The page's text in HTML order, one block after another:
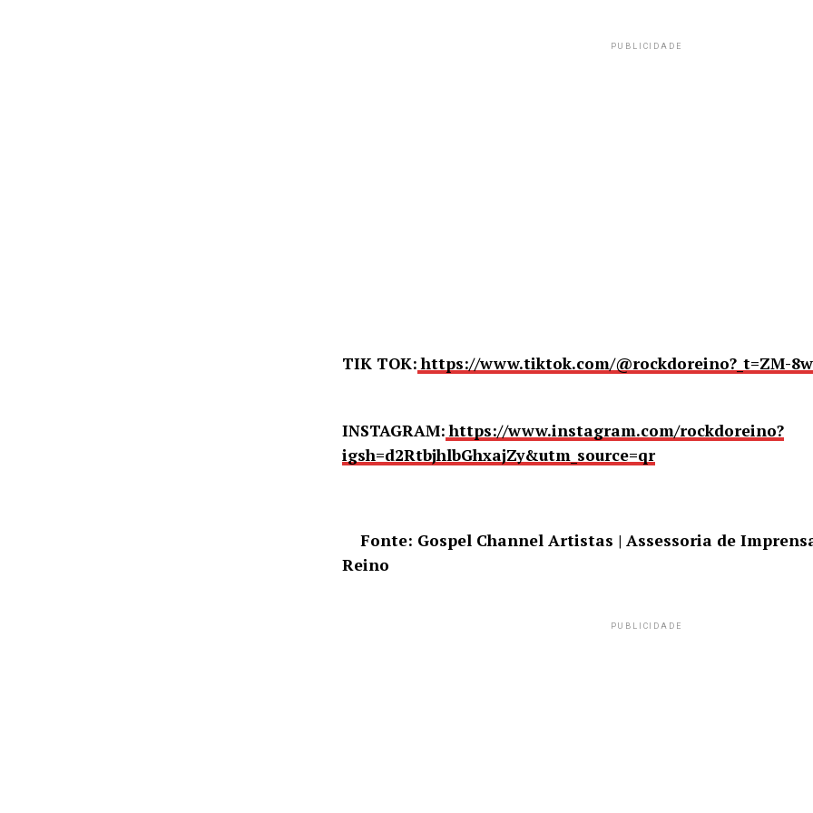
PUBLICIDADE
TIK TOK: https://www.tiktok.com/@rockdoreino?_t=ZM-
INSTAGRAM: https://www.instagram.com/rockdoreino?
igsh=d2RtbjhlbGhxajZy&utm_source=qr
Fonte: Gospel Channel Artistas | Assessoria de
Reino
PUBLICIDADE